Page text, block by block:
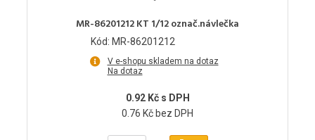
MR-86201212 KT 1/12 označ.návlečka
Kód: MR-86201212
V e-shopu skladem na dotaz
Na dotaz
0.92 Kč s DPH
0.76 Kč bez DPH